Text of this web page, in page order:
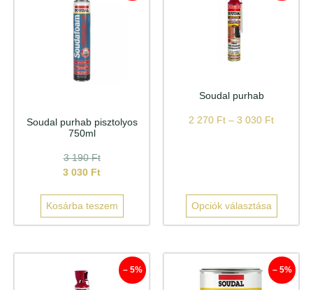
Soudal purhab pisztolyos
750ml
3 190Ft
3 030 Ft
Kosárba teszem
Soudal purhab
2 270 Ft – 3 030 Ft
Opciók választása
– 5% – 5%